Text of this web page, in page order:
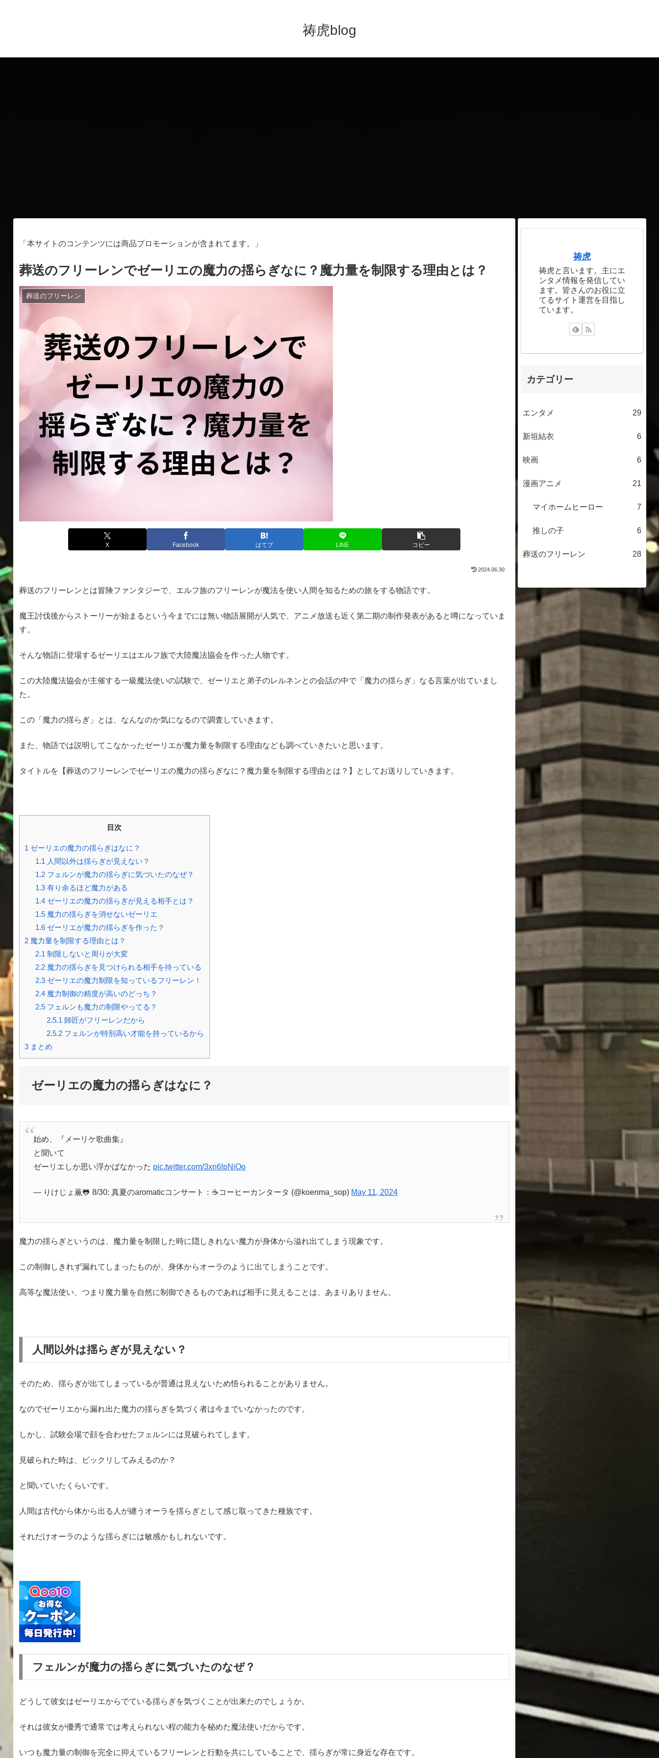
祷虎blog
「本サイトのコンテンツには商品プロモーションが含まれてます。」
葬送のフリーレンでゼーリエの魔力の揺らぎなに？魔力量を制限する理由とは？
葬送のフリーレン
X Facebook はてブ LINE コピー
2024.06.30
葬送のフリーレンとは冒険ファンタジーで、エルフ族のフリーレンが魔法を使い人間を知るための旅をする物語です。
魔王討伐後からストーリーが始まるという今までには無い物語展開が人気で、アニメ放送も近く第二期の制作発表があると噂になっていま
す。
そんな物語に登場するゼーリエはエルフ族で大陸魔法協会を作った人物です。
この大陸魔法協会が主催する一級魔法使いの試験で、ゼーリエと弟子のレルネンとの会話の中で「魔力の揺らぎ」なる言葉が出ていまし
た。
この「魔力の揺らぎ」とは、なんなのか気になるので調査していきます。
また、物語では説明してこなかったゼーリエが魔力量を制限する理由なども調べていきたいと思います。
タイトルを【葬送のフリーレンでゼーリエの魔力の揺らぎなに？魔力量を制限する理由とは？ 】としてお送りしていきます。
目次
1 ゼーリエの魔力の揺らぎはなに？
1.1 人間以外は揺らぎが見えない？
1.2 フェルンが魔力の揺らぎに気づいたのなぜ？
1.3 有り余るほど魔力がある
1.4 ゼーリエの魔力の揺らぎが見える相手とは？
1.5 魔力の揺らぎを消せないゼーリエ
1.6 ゼーリエが魔力の揺らぎを作った？
2魔力量を制限する理由とは？
2.1 制限しないと周りが大変
2.2 魔力の揺らぎを見つけられる相手を待っている
2.3 ゼーリエの魔力制限を知っているフリーレン！
2.4 魔力制御の精度が高いのどっち？
2.5 フェルンも魔力の制限やってる？
2.5.1 師匠がフリーレンだから
2.5.2 フェルンが特別高い才能を持っているから
3まとめ
ゼーリエの魔力の揺らぎはなに？
始め、『メーリケ歌曲集』
と聞いて
ゼーリエしか思い浮かばなかった pic.twitter.com/3xn6IpNiOo
— りけじょ薫🐸 8/30: 真夏のaromaticコンサート：☕コーヒーカンタータ (@koenma_sop) May 11, 2024
魔力の揺らぎというのは、魔力量を制限した時に隠しきれない魔力が身体から溢れ出てしまう現象です。
この制御しきれず漏れてしまったものが、身体からオーラのように出てしまうことです。
高等な魔法使い、つまり魔力量を自然に制御できるものであれば相手に見えることは、あまりありません。
人間以外は揺らぎが見えない？
そのため、揺らぎが出てしまっているが普通は見えないため悟られることがありません。
なのでゼーリエから漏れ出た魔力の揺らぎを気づく者は今までいなかったのです。
しかし、試験会場で顔を合わせたフェルンには見破られてします。
見破られた時は、ビックリしてみえるのか？
と聞いていたくらいです。
人間は古代から体から出る人が纏うオーラを揺らぎとして感じ取ってきた種族です。
それだけオーラのような揺らぎには敏感かもしれないです。
フェルンが魔力の揺らぎに気づいたのなぜ？
どうして彼女はゼーリエからでている揺らぎを気づくことが出来たのでしょうか。
それは彼女が優秀で通常では考えられない程の能力を秘めた魔法使いだからです。
いつも魔力量の制御を完全に抑えているフリーレンと行動を共にしていることで、揺らぎが常に身近な存在です。
祷虎
祷虎と言います。主にエ
ンタメ情報を発信してい
ます。皆さんのお役に立
てるサイト運営を目指し
ています。
カテゴリー
エンタメ 29
新垣結衣 6
映画 6
漫画アニメ 21
マイホームヒーロー 7
推しの子 6
葬送のフリーレン 28